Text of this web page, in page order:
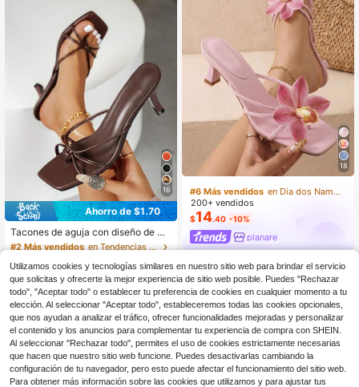
16
Ahorro de $1.70
Tacones de aguja con diseño de mú
ltiples correas cruzadas, sandalias
s, tacones altos marrones cómodos,
tacón de gatito, tacones altos elega
ntes para mujeres, adecuados para
ocasiones formales
#2 Más vendidos
en Tendencias de otoño Sandalias De Mujer
¡Casi agotado!
#2 Más vendidos
#2 Más vendidos
#2 Más vendidos
¡Casi agotado!
15 .40
nencia de pie, combina con vestido
largo de satén o atuendo de lujo, ta
nto elegante como realza el glamou
r del look
18
#6 Más vendidos
en Dia dos Namorados Romance Zapatos
¡Casi agotado!
#6 Más vendidos
¡Casi agotado!
#6 Más vendidos
¡Casi agotado!
#6 Más vendidos
¡Casi agotado!
200+ vendidos
$14.40 -10%
planare
Mostrar artículos similares con stock Ver todo
Utilizamos cookies y tecnologías similares en nuestro sitio web para brindar el servicio
que solicitas y ofrecerte la mejor experiencia de sitio web posible. Puedes "Rechazar
todo", "Aceptar todo" o establecer tu preferencia de cookies en cualquier momento a tu
elección. Al seleccionar "Aceptar todo", estableceremos todas las cookies opcionales,
que nos ayudan a analizar el tráfico, ofrecer funcionalidades mejoradas y personalizar
el contenido y los anuncios para complementar tu experiencia de compra con SHEIN.
Al seleccionar "Rechazar todo", permites el uso de cookies estrictamente necesarias
que hacen que nuestro sitio web funcione. Puedes desactivarlas cambiando la
configuración de tu navegador, pero esto puede afectar el funcionamiento del sitio web.
Para obtener más información sobre las cookies que utilizamos y para ajustar tus